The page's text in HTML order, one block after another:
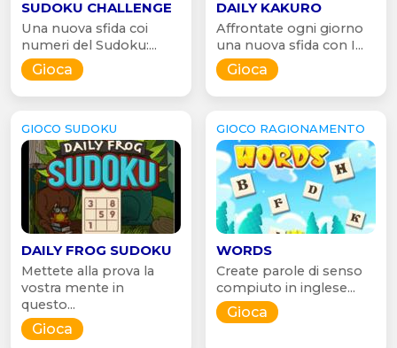
SUDOKU CHALLENGE
Una nuova sfida coi
numeri del Sudoku:...
Gioca
DAILY KAKURO
Affrontate ogni giorno
una nuova sfida con I...
Gioca
GIOCO SUDOKU
DAILY FROG SUDOKU
Mettete alla prova la
vostra mente in
questo...
Gioca
GIOCO RAGIONAMENTO
WORDS
Create parole di senso
compiuto in inglese...
Gioca